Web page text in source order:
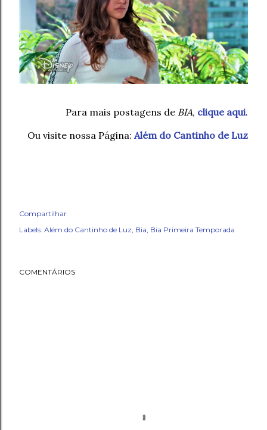
Para mais postagens de BIA, clique aqui.
Ou visite nossa Página: Além do Cantinho de Luz
Compartilhar
Labels: Além do Cantinho de Luz Bia Bia Primeira Temporada
COMENTÁRIOS